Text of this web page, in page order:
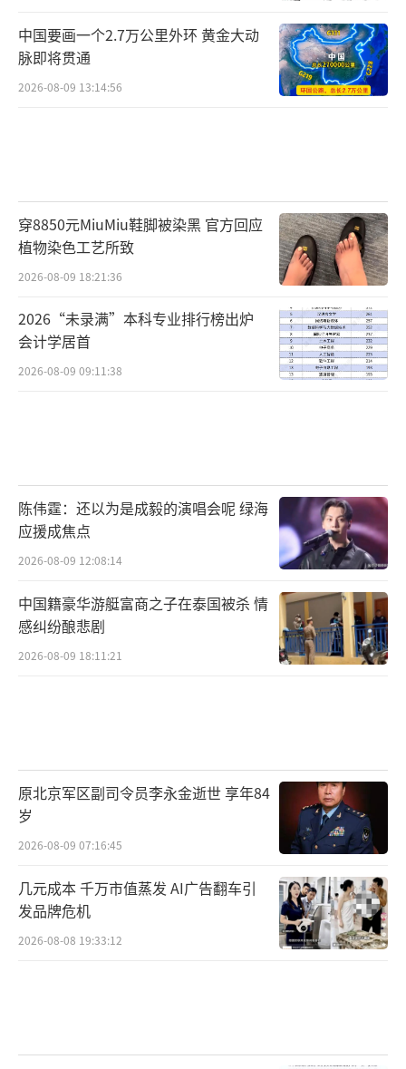
中国要画一个2.7万公里外环 黄金大动
脉即将贯通
2026-08-09 13:14:56
穿8850元MiuMiu鞋脚被染黑 官方回应
植物染色工艺所致
2026-08-09 18:21:36
2026“未录满”本科专业排行榜出炉
会计学居首
2026-08-09 09:11:38
陈伟霆：还以为是成毅的演唱会呢 绿海
应援成焦点
2026-08-09 12:08:14
中国籍豪华游艇富商之子在泰国被杀 情
感纠纷酿悲剧
2026-08-09 18:11:21
原北京军区副司令员李永金逝世 享年84
岁
2026-08-09 07:16:45
几元成本 千万市值蒸发 AI广告翻车引
发品牌危机
2026-08-08 19:33:12